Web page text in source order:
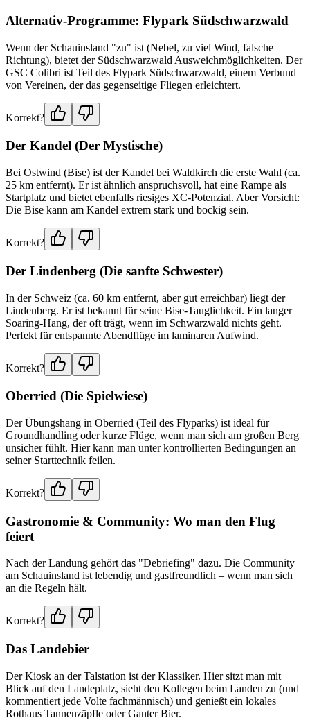
Alternativ-Programme: Flypark Südschwarzwald
Wenn der Schauinsland "zu" ist (Nebel, zu viel Wind, falsche
Richtung), bietet der Südschwarzwald Ausweichmöglichkeiten. Der
GSC Colibri ist Teil des Flypark Südschwarzwald, einem Verbund
von Vereinen, der das gegenseitige Fliegen erleichtert.
Korrekt?
Der Kandel (Der Mystische)
Bei Ostwind (Bise) ist der Kandel bei Waldkirch die erste Wahl (ca.
25 km entfernt). Er ist ähnlich anspruchsvoll, hat eine Rampe als
Startplatz und bietet ebenfalls riesiges XC-Potenzial. Aber Vorsicht:
Die Bise kann am Kandel extrem stark und bockig sein.
Korrekt?
Der Lindenberg (Die sanfte Schwester)
In der Schweiz (ca. 60 km entfernt, aber gut erreichbar) liegt der
Lindenberg. Er ist bekannt für seine Bise-Tauglichkeit. Ein langer
Soaring-Hang, der oft trägt, wenn im Schwarzwald nichts geht.
Perfekt für entspannte Abendflüge im laminaren Aufwind.
Korrekt?
Oberried (Die Spielwiese)
Der Übungshang in Oberried (Teil des Flyparks) ist ideal für
Groundhandling oder kurze Flüge, wenn man sich am großen Berg
unsicher fühlt. Hier kann man unter kontrollierten Bedingungen an
seiner Starttechnik feilen.
Korrekt?
Gastronomie & Community: Wo man den Flug
feiert
Nach der Landung gehört das "Debriefing" dazu. Die Community
am Schauinsland ist lebendig und gastfreundlich – wenn man sich
an die Regeln hält.
Korrekt?
Das Landebier
Der Kiosk an der Talstation ist der Klassiker. Hier sitzt man mit
Blick auf den Landeplatz, sieht den Kollegen beim Landen zu (und
kommentiert jede Volte fachmännisch) und genießt ein lokales
Rothaus Tannenzäpfle oder Ganter Bier.